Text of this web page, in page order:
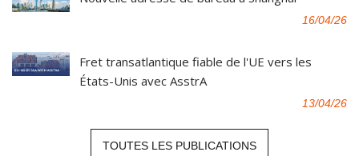
16/04/26
Fret transatlantique fiable de l'UE vers les
États-Unis avec AsstrA
13/04/26
TOUTES LES PUBLICATIONS